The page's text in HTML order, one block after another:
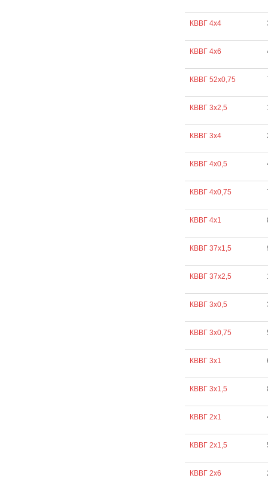
КВВГ 4х4
КВВГ 4х6
КВВГ 52х0,75
КВВГ 3х2,5
КВВГ 3х4
КВВГ 4х0,5
КВВГ 4х0,75
КВВГ 4х1
КВВГ 37х1,5
КВВГ 37х2,5
КВВГ 3х0,5
КВВГ 3х0,75
КВВГ 3х1
КВВГ 3х1,5
КВВГ 2х1
КВВГ 2х1,5
КВВГ 2х6